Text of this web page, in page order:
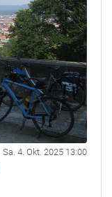
Sa. 4. Okt. 2025 13:00